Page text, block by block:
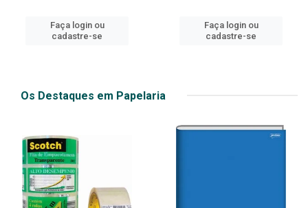
Faça login ou
cadastre-se
Faça login ou
cadastre-se
Os Destaques em Papelaria